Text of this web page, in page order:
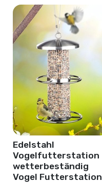
Edelstahl
Vogelfutterstation
wetterbeständig
Vogel Futterstation